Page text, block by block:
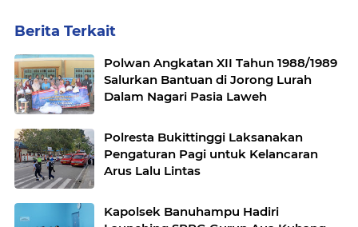
Berita Terkait
Polwan Angkatan XII Tahun 1988/1989
Salurkan Bantuan di Jorong Lurah
Dalam Nagari Pasia Laweh
Polresta Bukittinggi Laksanakan
Pengaturan Pagi untuk Kelancaran
Arus Lalu Lintas
Kapolsek Banuhampu Hadiri